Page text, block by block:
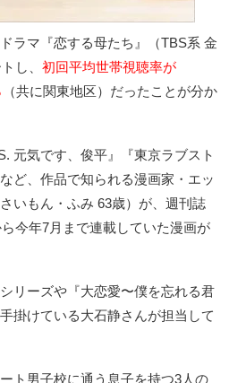
ラマ『恋する母たち』（TBS系 金
し、 初回平均世帯視聴率が
（共に関東地区）だったことが分か
元気です、俊平』『東京ラブスト
ど、作品で知られる漫画家・エッ
いもん・ふみ 63歳）が、週刊誌
ら今年7月まで連載していた漫画が
リーズや『大恋愛〜僕を忘れる君
掛けている大石静さんが担当して
ト男子校に通う息子を持つ3人の